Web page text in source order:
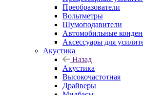
Преобразователи
Вольтметры
Шумоподавители
Автомобильные
Аксессуары для
Акустика
Назад
Акустика
Высокочастотная
Драйверы